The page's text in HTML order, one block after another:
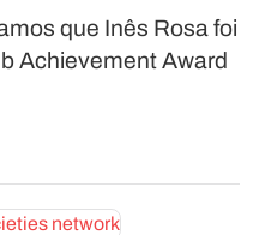
que Inês Rosa foi
Achievement Award